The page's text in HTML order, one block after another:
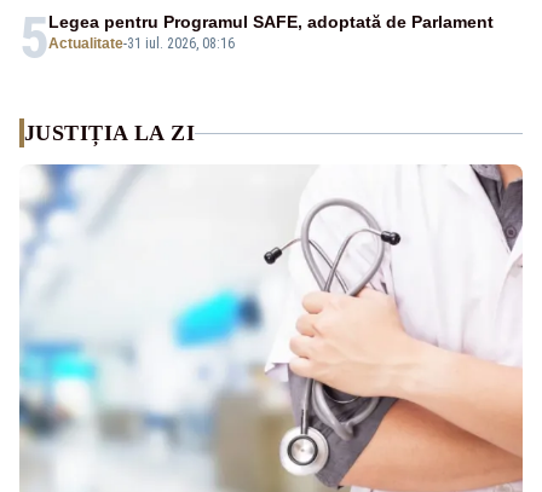
5Actualitate-31 iul. 2026, 08:16
Legea pentru Programul SAFE, adoptată de Parlament
JUSTIȚIA LA ZI